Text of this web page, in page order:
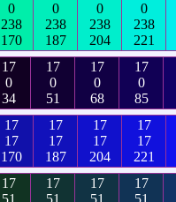
0
238
170
0
238
187
0
238
204
0
238
221
17
0
34
17
0
51
17
0
68
17
0
85
17
17
170
17
17
187
17
17
204
17
17
221
17
51
17
51
17
51
17
51